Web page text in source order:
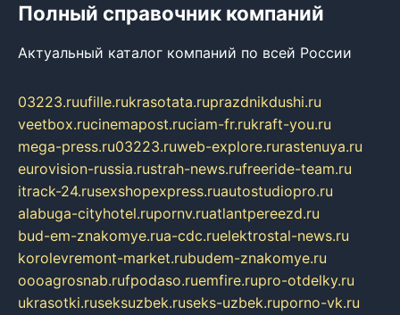
Полный справочник компаний
Актуальный каталог компаний по всей России
03223.ruufille.rukrasotata.ruprazdnikdushi.ru
veetbox.rucinemapost.ruciam-fr.rukraft-you.ru
mega-press.ru03223.ruweb-explore.rurastenuya.ru
eurovision-russia.rustrah-news.rufreeride-team.ru
itrack-24.rusexshopexpress.ruautostudiopro.ru
alabuga-cityhotel.rupornv.ruatlantpereezd.ru
bud-em-znakomye.rua-cdc.ruelektrostal-news.ru
korolevremont-market.rubudem-znakomye.ru
oooagrosnab.rufpodaso.ruemfire.rupro-otdelky.ru
ukrasotki.ruseksuzbek.ruseks-uzbek.ruporno-vk.ru